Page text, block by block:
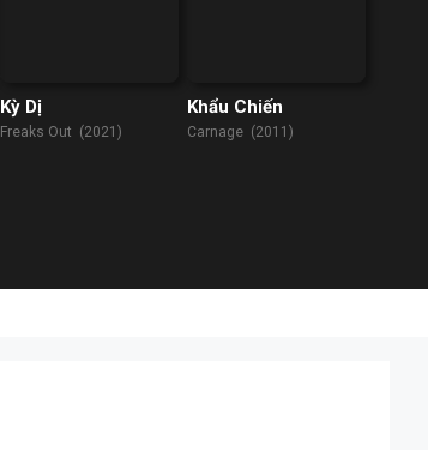
Kỳ Dị
Freaks Out (2021)
Khẩu Chiến
Carnage (2011)